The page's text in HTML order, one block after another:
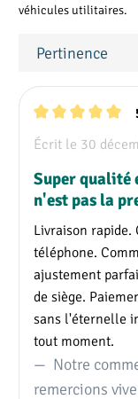
housse du siège
également
Siège conducteur
standard
Siège conducteur
confort🛈
véhicules utilitaires.
Écrit le 30
Note moyenne
Super qualité
n'est pas la
Livraison rapide.
téléphone.
ajustement
de siège.
sans l'éternelle
tout moment.
Notre
remercions